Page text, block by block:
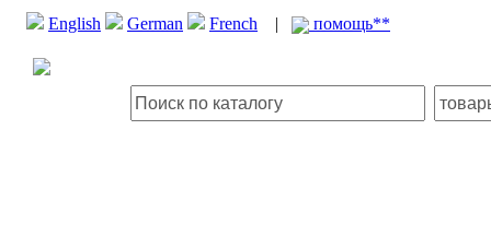
English German French | помощь**